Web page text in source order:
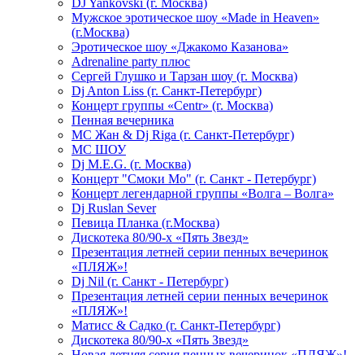
DJ Yankovski (г. Москва)
Мужское эротическое шоу «Made in Heaven»
(г.Москва)
Эротическое шоу «Джакомо Казанова»
Adrenaline party плюс
Сергей Глушко и Тарзан шоу (г. Москва)
Dj Anton Liss (г. Санкт-Петербург)
Концерт группы «Centr» (г. Москва)
Пенная вечерника
МС Жан & Dj Riga (г. Санкт-Петербург)
МС ШОУ
Dj M.E.G. (г. Москва)
Концерт "Смоки Мо" (г. Санкт - Петербург)
Концерт легендарной группы «Волга – Волга»
Dj Ruslan Sever
Певица Планка (г.Москва)
Дискотека 80/90-х «Пять Звезд»
Презентация летней серии пенных вечеринок
«ПЛЯЖ»!
Dj Nil (г. Санкт - Петербург)
Презентация летней серии пенных вечеринок
«ПЛЯЖ»!
Матисс & Садко (г. Санкт-Петербург)
Дискотека 80/90-х «Пять Звезд»